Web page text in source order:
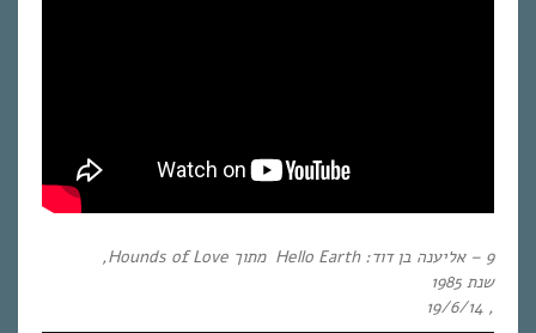
9 – אליענה בן דוד: Hello Earth מתוך Hounds of Love
,
שנת
, 19/6/14